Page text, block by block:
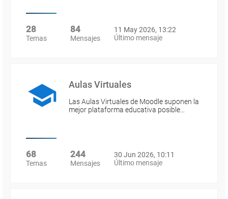
28
Temas
84
Mensajes
11 May 2026, 13:22
Último mensaje
Aulas Virtuales
Las Aulas Virtuales de Moodle suponen la
mejor plataforma educativa posible…
68
Temas
244
Mensajes
30 Jun 2026, 10:11
Último mensaje